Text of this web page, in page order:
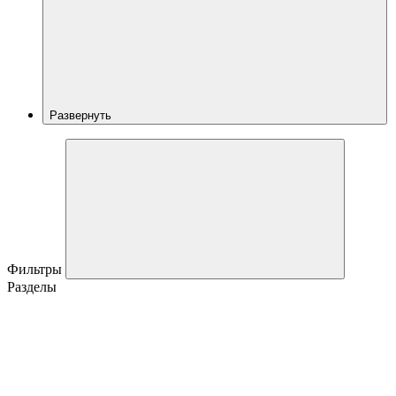
Развернуть
Фильтры
Разделы